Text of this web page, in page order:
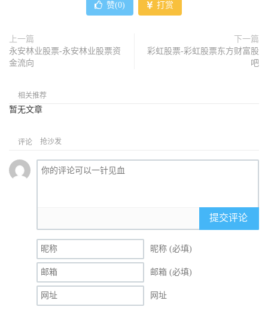
赞(0) 打赏
上一篇
永安林业股票-永安林业股票资
金流向
下一篇
彩虹股票-彩虹股票东方财富股
吧
相关推荐
暂无文章
评论 抢沙发
提交评论
昵称 (必填)
邮箱 (必填)
网址